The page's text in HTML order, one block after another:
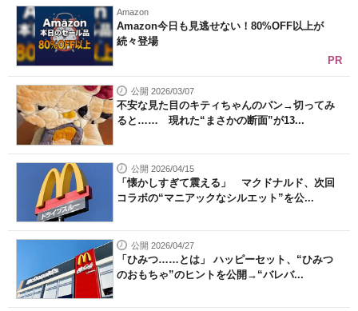
Amazon
Amazon今日も見逃せない！80%OFF以上が
続々登場
PR
公開 2026/03/07
不安な見た目のキティちゃんのパン→切ってみ
ると…… 現れた“まさかの断面”が13...
公開 2026/04/15
「懐かしすぎて震える」 マクドナルド、次回
コラボの“マニアックなシルエット”を公...
公開 2026/04/27
「ひみつ……とは」 ハッピーセット、“ひみつ
のおもちゃ”のヒントを公開→“バレバ...